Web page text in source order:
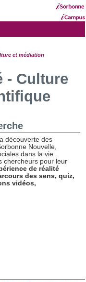
et médiation
- Culture
découverte des
Nouvelle,
dans la vie
chercheurs pour leur
de réalité
des sens, quiz,
vidéos,